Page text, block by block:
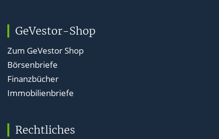
GeVestor-Shop
Zum GeVestor Shop
Börsenbriefe
Finanzbücher
Immobilienbriefe
Rechtliches